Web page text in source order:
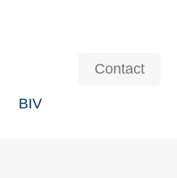
BIV
Contact